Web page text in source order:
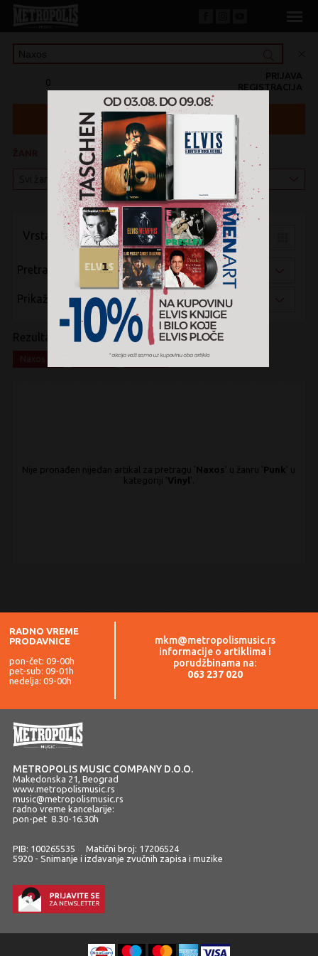
0 REGISTRACIJA
PRIJAVA
KATEGORIJA
Vrsta pregleda:
Pretraži po:
Prikaži po:
Rezultati pretrage:
Vinyl x
Nije pronađen nijedan artikal za pretragu 'Naxos ' u žanru 'Punk ' u
kategoriji 'Vinyl '.
RADNO VREME
PRODAVNICE
pon-čet: 09-00h
pet-sub: 09-01h
nedelja: 09-00h
mkm@metropolismusic.rs
informacije o artiklima i
porudžbinama na:
063 237 020
METROPOLIS MUSIC COMPANY D.O.O.
Makedonska 21, Beograd
www.metropolismusic.rs
music@metropolismusic.rs
radno vreme kancelarije:
pon-pet 8.30-16.30h
PIB: 100265535 Matični broj: 17206524
5920 - Snimanje i izdavanje zvučnih zapisa i muzike